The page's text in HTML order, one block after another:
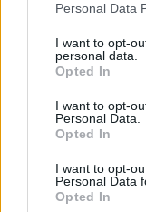
Personal Data
I want to opt-
personal data.
Opted In
I want to opt-
Personal Data.
Opted In
I want to opt-
Personal Data
Opted In
Tα
Δημοφιλή